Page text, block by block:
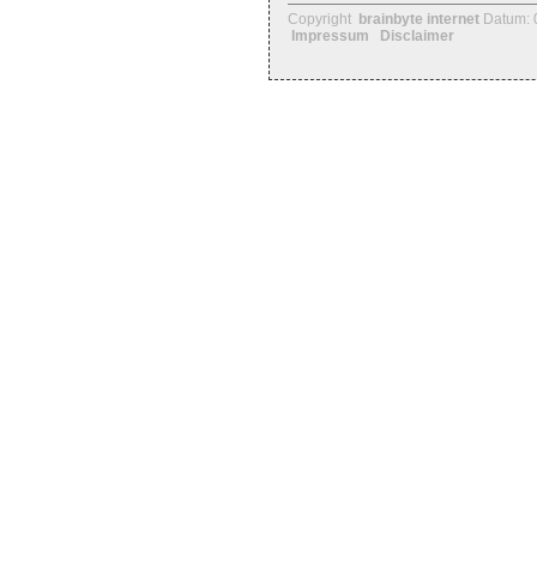
Copyright brainbyte internet Datum:
Impressum
Disclaimer